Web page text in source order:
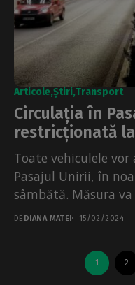
Articole Știri Transport
Circulația în
restricționată
Toate vehiculele
Pasajul Unirii, în
sâmbătă. Măsura
DE DIANA MATEI 15/02/2024
1 2